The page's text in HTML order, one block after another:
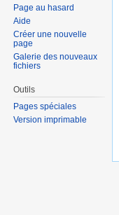
Page au hasard
Aide
Créer une nouvelle
page
Galerie des nouveaux
fichiers
Outils
Pages spéciales
Version imprimable